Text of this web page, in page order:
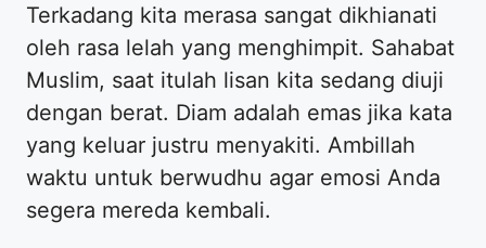
Terkadang kita merasa sangat dikhianati
oleh rasa lelah yang menghimpit. Sahabat
Muslim, saat itulah lisan kita sedang diuji
dengan berat. Diam adalah emas jika kata
yang keluar justru menyakiti. Ambillah
waktu untuk berwudhu agar emosi Anda
segera mereda kembali.